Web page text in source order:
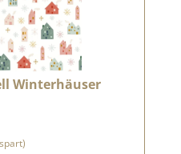
Winterhäuser